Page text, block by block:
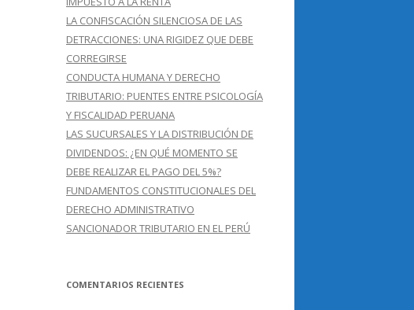
LA CONFISCACIÓN SILENCIOSA DE LAS
DETRACCIONES: UNA RIGIDEZ QUE DEBE
CORREGIRSE
CONDUCTA HUMANA Y DERECHO
TRIBUTARIO: PUENTES ENTRE PSICOLOGÍA
Y FISCALIDAD PERUANA
LAS SUCURSALES Y LA DISTRIBUCIÓN DE
DIVIDENDOS: ¿EN QUÉ MOMENTO SE
DEBE REALIZAR EL PAGO DEL 5%?
FUNDAMENTOS CONSTITUCIONALES DEL
DERECHO ADMINISTRATIVO
SANCIONADOR TRIBUTARIO EN EL PERÚ
COMENTARIOS RECIENTES